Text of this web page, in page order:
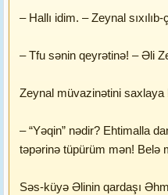
– Hallı idim. – Zeynal
– Tfu sənin qeyrətinə! – Əli
Zeynal müvazinətini saxlaya
– “Yəqin” nədir? Ehtimalla
təpərinə tüpürüm mən! Belə
Səs-küyə Əlinin qardaşı